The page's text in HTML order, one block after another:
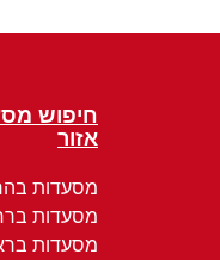
חיפוש
אזור
מסעדות
מסעדות
מסעדות